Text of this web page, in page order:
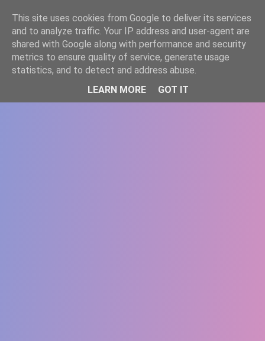
WWW.GAZISTI.RO
This site uses cookies from Google to deliver its services
and to analyze traffic. Your IP address and user-agent are
shared with Google along with performance and security
metrics to ensure quality of service, generate usage
statistics, and to detect and address abuse.
LEARN MORE
GOT IT